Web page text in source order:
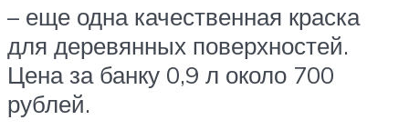
– еще одна качественная краска
для деревянных поверхностей.
Цена за банку 0,9 л около 700
рублей.